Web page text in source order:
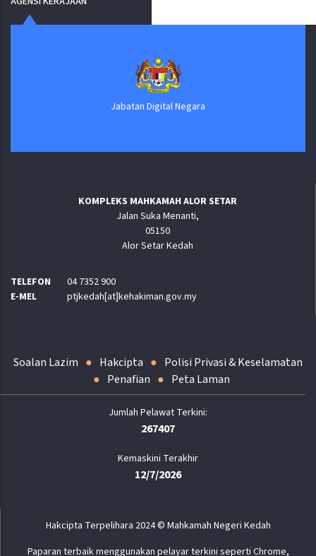
Jabatan Digital Negara
KOMPLEKS MAHKAMAH ALOR SETAR
Jalan Suka Menanti,
05150
Alor Setar Kedah
TELEFON
04 7352 900
E-MEL
ptjkedah[at]kehakiman.gov.my
Soalan Lazim Hakcipta
Polisi Privasi & Keselamatan
Penafian
Peta Laman
267407
Kemaskini Terakhir
12/7/2026
Hakcipta Terpelihara 2024 © Mahkamah Negeri Kedah
Paparan terbaik menggunakan pelayar terkini seperti Chrome,